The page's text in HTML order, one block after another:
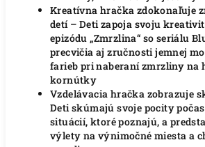
Kreatívna hračka zdokonaľuje
detí – Deti zapoja svoju
epizódu „Zmrzlina“ so seriálu
precvičia aj zručnosti jemnej
farieb pri naberaní zmrzliny na
kornútky
Vzdelávacia hračka zobrazuje
Deti skúmajú svoje pocity
situácií, ktoré poznajú, a
výlety na výnimočné miesta a